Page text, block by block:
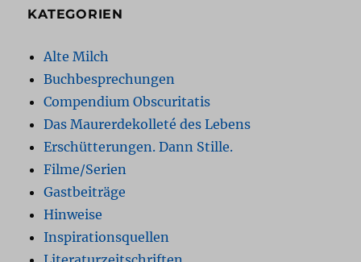
KATEGORIEN
Alte Milch
Buchbesprechungen
Compendium Obscuritatis
Das Maurerdekolleté des Lebens
Erschütterungen. Dann Stille.
Filme/Serien
Gastbeiträge
Hinweise
Inspirationsquellen